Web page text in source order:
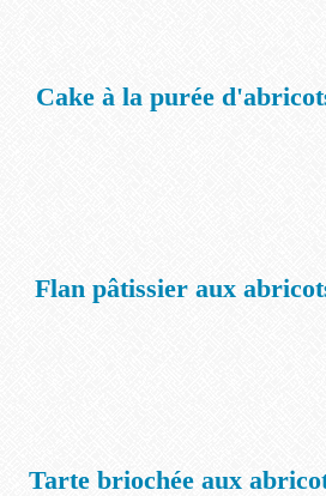
Cake à la purée
Flan pâtissier aux
Tarte briochée aux